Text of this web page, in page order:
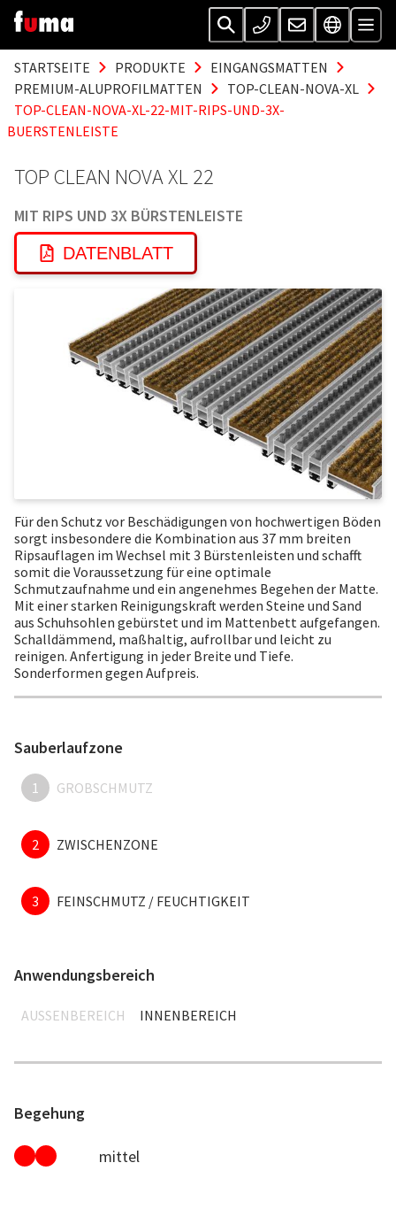
STARTSEITE PRODUKTE
EINGANGSMATTEN
PREMIUM-ALUPROFILMATTEN
TOP-CLEAN-NOVA-XL
TOP-CLEAN-NOVA-XL-22-MIT-RIPS-UND-3X-
BUERSTENLEISTE
TOP CLEAN NOVA XL 22
MIT RIPS UND 3X BÜRSTENLEISTE
DATENBLATT
Für den Schutz vor Beschädigungen von hochwertigen Böden
sorgt insbesondere die Kombination aus 37 mm breiten
Ripsauflagen im Wechsel mit 3 Bürstenleisten und schafft
somit die Voraussetzung für eine optimale
Schmutzaufnahme und ein angenehmes Begehen der Matte.
Mit einer starken Reinigungskraft werden Steine und Sand
aus Schuhsohlen gebürstet und im Mattenbett aufgefangen.
Schalldämmend, maßhaltig, aufrollbar und leicht zu
reinigen. Anfertigung in jeder Breite und Tiefe.
Sonderformen gegen Aufpreis.
Sauberlaufzone
1 GROBSCHMUTZ
2 ZWISCHENZONE
3 FEINSCHMUTZ / FEUCHTIGKEIT
Anwendungsbereich
AUSSENBEREICH INNENBEREICH
Begehung
mittel